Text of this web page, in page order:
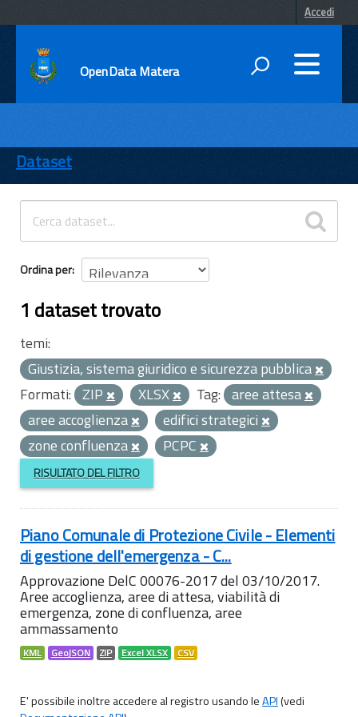
Accedi
OpenData Matera
ENTI
TEMI
INFORMAZIONI
Dataset
Ordina per
1 dataset trovato
temi:
Giustizia, sistema giuridico e sicurezza pubblica
Formati: ZIP XLSX Tag: aree attesa
aree accoglienza
edifici strategici
zone confluenza
PCPC
RISULTATO DEL FILTRO
Piano Comunale di Protezione Civile - Elementi
di gestione dell'emergenza - C...
Approvazione DelC 00076-2017 del 03/10/2017.
Aree accoglienza, aree di attesa, viabilità di
emergenza, zone di confluenza, aree
ammassamento
KML GeoJSON ZIP Excel XLSX CSV
E' possibile inoltre accedere al registro usando leAPI(vedi